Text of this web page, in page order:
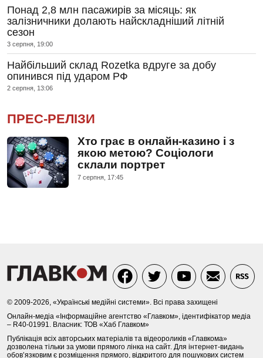
Понад 2,8 млн пасажирів за місяць: як
залізничники долають найскладніший літній
сезон
3 серпня, 19:00
Найбільший склад Rozetka вдруге за добу
опинився під ударом РФ
2 серпня, 13:06
ПРЕС-РЕЛІЗИ
Хто грає в онлайн-казино і з
якою метою? Соціологи
склали портрет
7 серпня, 17:45
© 2009-2026, «Українські медійні системи». Всі права захищені
Онлайн-медіа «Інформаційне агентство «Главком», ідентифікатор медіа
– R40-01991. Власник: ТОВ «Хаб Главком»
Публікація всіх авторських матеріалів та відеороликів «Главкома»
дозволена тільки за умови прямого лінка на сайт. Для інтернет-видань
обов’язковим є розміщення прямого, відкритого для пошукових систем